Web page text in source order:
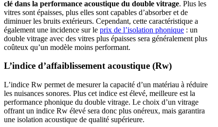
clé dans la performance acoustique du double vitrage. Plus les
vitres sont épaisses, plus elles sont capables d’absorber et de
diminuer les bruits extérieurs. Cependant, cette caractéristique a
également une incidence sur le prix de l’isolation phonique : un
double vitrage avec des vitres plus épaisses sera généralement plus
coûteux qu’un modèle moins performant.
L’indice d’affaiblissement acoustique (Rw)
L’indice Rw permet de mesurer la capacité d’un matériau à réduire
les nuisances sonores. Plus cet indice est élevé, meilleure est la
performance phonique du double vitrage. Le choix d’un vitrage
offrant un indice Rw élevé sera donc plus onéreux, mais garantira
une isolation acoustique de qualité supérieure.